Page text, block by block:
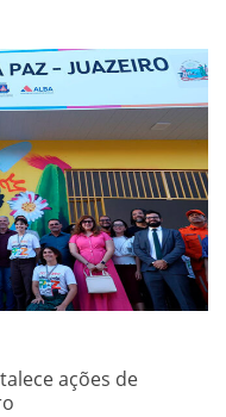
ações de